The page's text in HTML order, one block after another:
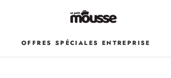
OFFRES SPÉCIALES ENTREPRISE